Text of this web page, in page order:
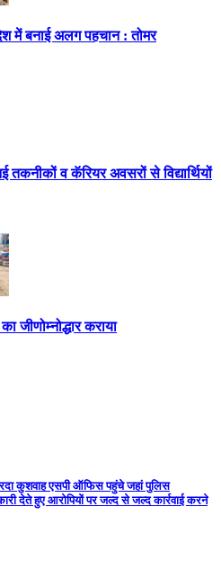
में बनाई अलग पहचान : तोमर
तकनीकों व कॅरियर अवसरों से विद्यार्थियों
जीणोम्नोद्धार कराया
कुशवाह एसपी ऑफिस पहुंचे जहां पुलिस
देते हुए आरोपियों पर जल्द से जल्द कार्रवाई करने